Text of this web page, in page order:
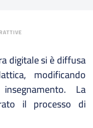
digitale si è diffusa
modificando
La
il processo di